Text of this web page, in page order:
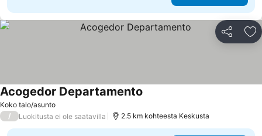
Jaa
Koko talo/asunto
Acogedor Departamento
/ Luokitusta ei ole saatavilla 2.5 km kohteesta Keskusta